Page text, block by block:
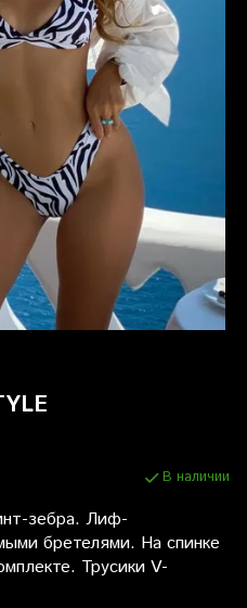
В наличии
зебра. Лиф-
бретелями. На спинке
Трусики V-